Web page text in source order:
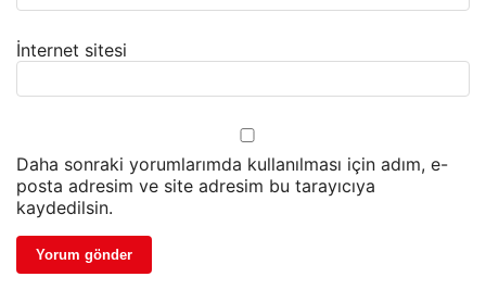
İnternet sitesi
Daha sonraki yorumlarımda kullanılması için adım, e-
posta adresim ve site adresim bu tarayıcıya
kaydedilsin.